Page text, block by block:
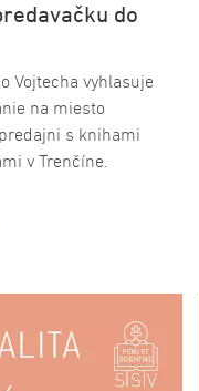
do
Vojtecha vyhlasuje
na miesto
s knihami
v Trenčíne.